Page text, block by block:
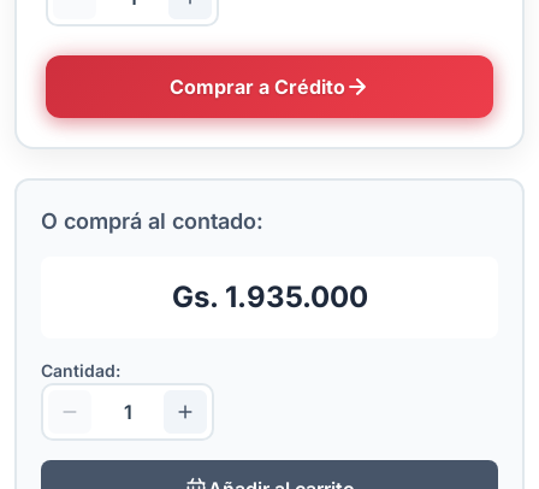
Comprar a Crédito
O comprá al contado:
Gs. 1.935.000
Cantidad: